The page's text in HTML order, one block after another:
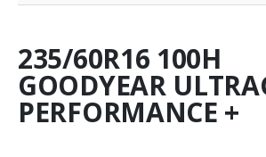
235/60R16 100H
GOODYEAR
PERFORMANCE +